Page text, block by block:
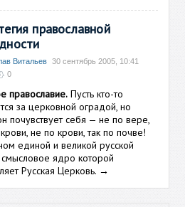
православной
Витальев
30 сентябрь 2005, 10:41
0
православие. Пусть кто-то
за церковной оградой, но
почувствует себя — не по вере,
не по крови, так по почве!
единой и великой русской
смысловое ядро которой
Русская Церковь. →